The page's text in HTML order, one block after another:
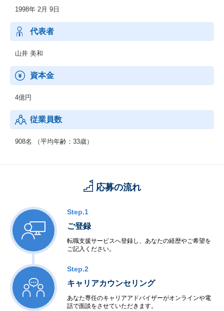
◆運用・監視：
・ネットワーク監視サービス
・ネットワーク運用保守サービス
・お客様専用のWebポータルサイトをご用意し、システムの稼働
・お客様のシステム障害時にサービスへの影響を最小限に抑える
ため、アラート検知時の一次作業の代行
◆データセンター：
・【立地】【建物】【設備】【セキュリティ】【オペレーショ
ン】を全て備えた、高品質のデータセンターサービス
◆顧客支援：
1998年 2月 9日
代表者
山井 美和
資本金
4億円
従業員数
908名 （平均年齢：33歳）
応募の流れ
Step.1
ご登録
転職支援サービスへ登録し、あなたの経歴やご希望を
ご記入ください。
Step.2
キャリアカウンセリング
あなた専任のキャリアアドバイザーがオンラインや電
話で面談をさせていただきます。